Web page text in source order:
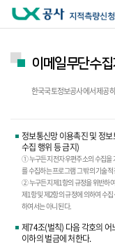
이메일무단수
한국국토정보공사에서 제공
정보통신망 이용촉진 및 정
수집 행위 등 금지)
① 누구든지 전자우편주소의 수집을
를 수집하는 프로그램 그 밖의 기술
② 누구든지 제1항의 규정을 위반하
제1항 및 제2항의 규정에 의하여 수
하여서는 아니 된다.
제74조(벌칙) 다음 각호의 어
이하의 벌금에 처한다.